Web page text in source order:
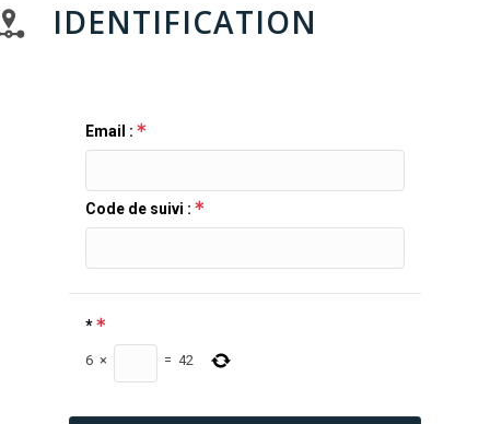
IDENTIFICATION
Email :
Code de suivi :
*
6 × = 42